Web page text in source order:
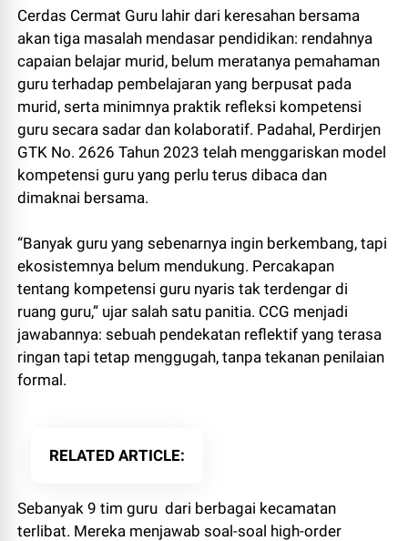
Cerdas Cermat Guru lahir dari keresahan bersama
akan tiga masalah mendasar pendidikan: rendahnya
capaian belajar murid, belum meratanya pemahaman
guru terhadap pembelajaran yang berpusat pada
murid, serta minimnya praktik refleksi kompetensi
guru secara sadar dan kolaboratif. Padahal, Perdirjen
GTK No. 2626 Tahun 2023 telah menggariskan model
kompetensi guru yang perlu terus dibaca dan
dimaknai bersama.
“Banyak guru yang sebenarnya ingin berkembang, tapi
ekosistemnya belum mendukung. Percakapan
tentang kompetensi guru nyaris tak terdengar di
ruang guru,” ujar salah satu panitia. CCG menjadi
jawabannya: sebuah pendekatan reflektif yang terasa
ringan tapi tetap menggugah, tanpa tekanan penilaian
formal.
RELATED ARTICLE
Sebanyak 9 tim guru dari berbagai kecamatan
terlibat. Mereka menjawab soal-soal high-order